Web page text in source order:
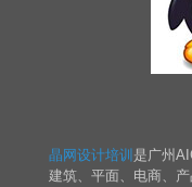
晶网设计培训 是广州
建筑、平面、电商、